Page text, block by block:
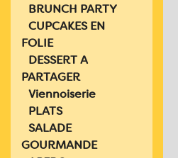
BRUNCH PARTY
CUPCAKES EN
FOLIE
DESSERT A
PARTAGER
Viennoiserie
PLATS
SALADE
GOURMANDE